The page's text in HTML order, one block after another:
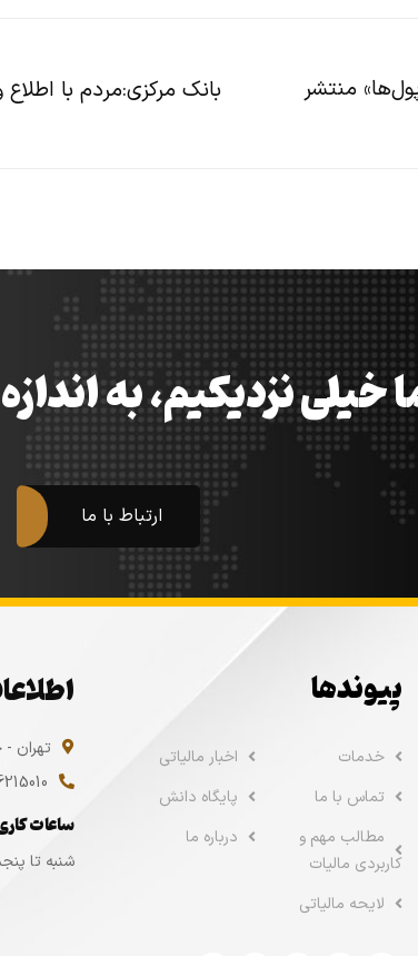
منتشر
بانک مرکزی:مردم با
خیلی نزدیکیم، به
ارتباط با ما
پیوندها
خدمات
اخبار مالیاتی
تماس با ما
پایگاه دانش
مطالب مهم و
کاربردی مالیات
درباره ما
لایحه مالیاتی
تهران -
ساعات
شنبه تا